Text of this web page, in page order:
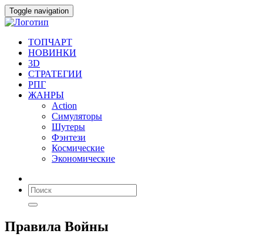
Toggle navigation
ТОПЧАРТ
НОВИНКИ
3D
СТРАТЕГИИ
РПГ
ЖАНРЫ
Action
Симуляторы
Шутеры
Фэнтези
Космические
Экономические
Правила Войны